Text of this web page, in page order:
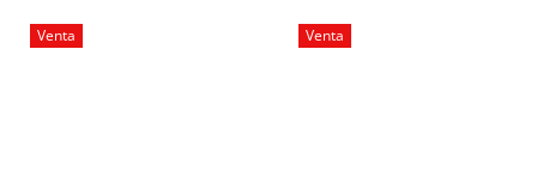
Venta Venta